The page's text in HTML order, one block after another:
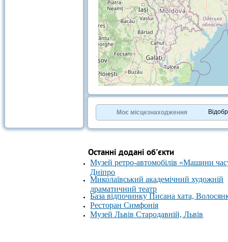
OpenStreetMapcontributors.
»
Моє місцезнаходження
Останні додані об'єкти
Музей ретро-автомобілів «Машини
Дніпро
Миколаївський академічний художній
драматичний театр
База відпочинку Писана хата,
Ресторан Симфонія
Музей Львів Стародавній, Львів